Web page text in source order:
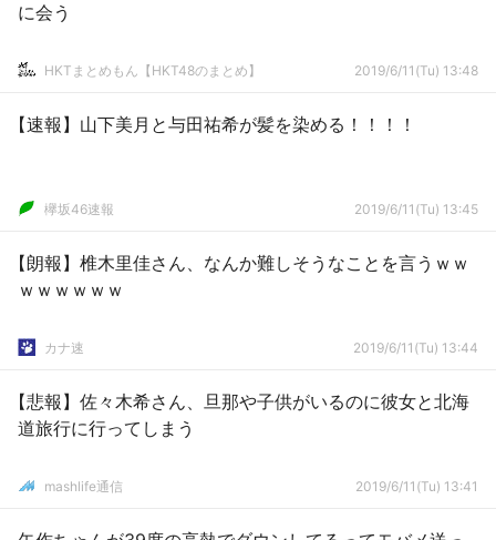
に会う
HKTまとめもん【HKT48のまとめ】 2019/6/11(Tu) 13:48
【速報】山下美月と与田祐希が髪を染める！！！！
欅坂46速報 2019/6/11(Tu) 13:45
【朗報】椎木里佳さん、なんか難しそうなことを言うｗｗ
ｗｗｗｗｗｗ
カナ速 2019/6/11(Tu) 13:44
【悲報】佐々木希さん、旦那や子供がいるのに彼女と北海
道旅行に行ってしまう
mashlife通信 2019/6/11(Tu) 13:41